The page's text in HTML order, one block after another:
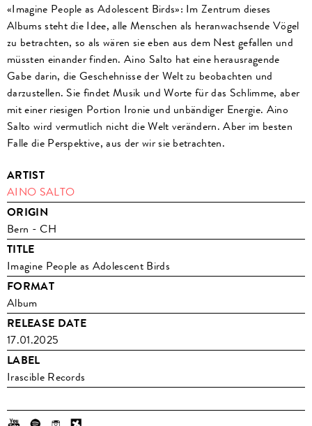
«Imagine People as Adolescent Birds»: Im Zentrum dieses
Albums steht die Idee, alle Menschen als heranwachsende Vögel
zu betrachten, so als wären sie eben aus dem Nest gefallen und
müssten einander finden. Aino Salto hat eine herausragende
Gabe darin, die Geschehnisse der Welt zu beobachten und
darzustellen. Sie findet Musik und Worte für das Schlimme, aber
mit einer riesigen Portion Ironie und unbändiger Energie. Aino
Salto wird vermutlich nicht die Welt verändern. Aber im besten
Falle die Perspektive, aus der wir sie betrachten.
ARTIST
AINO SALTO
ORIGIN
Bern - CH
TITLE
Imagine People as Adolescent Birds
FORMAT
Album
RELEASE DATE
17.01.2025
LABEL
Irascible Records